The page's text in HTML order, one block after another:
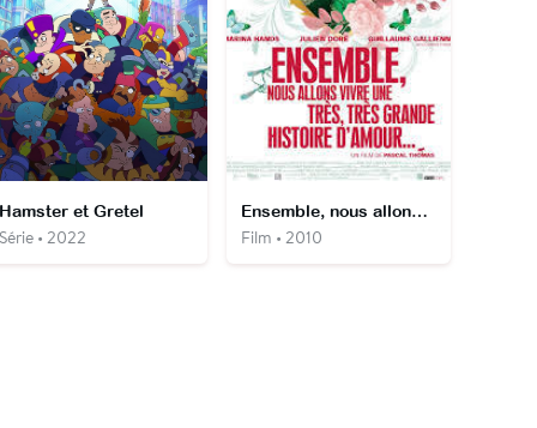
et Gretel
• 2022
Ensemble, nous allons vivre une très, très grande histoire d'amour...
Film • 2010